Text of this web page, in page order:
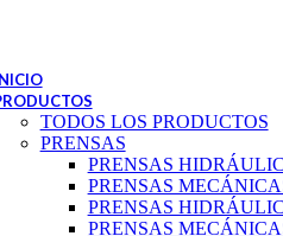
TODOS LOS PRODUCTOS
PRENSAS
PRENSAS
PRENSAS
PRENSAS
PRENSAS